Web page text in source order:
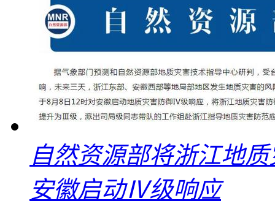
自然资源部将浙江地
安徽启动Ⅳ级响应